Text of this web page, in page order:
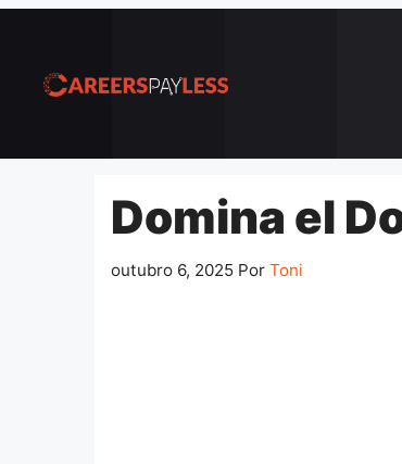
conteúdo
Domina el
outubro 6, 2025 Por Toni